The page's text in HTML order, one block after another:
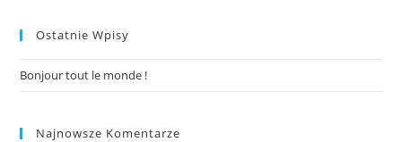
Ostatnie Wpisy
Bonjour tout le monde !
Najnowsze Komentarze